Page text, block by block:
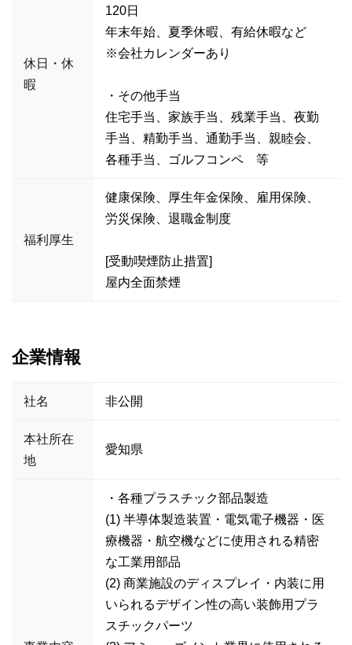
休日・休
暇
120日
年末年始、夏季休暇、有給休暇など
※会社カレンダーあり
・その他手当
住宅手当、家族手当、残業手当、夜勤
手当、精勤手当、通勤手当、親睦会、
各種手当、ゴルフコンペ 等
福利厚生
健康保険、厚生年金保険、雇用保険、
労災保険、退職金制度
[受動喫煙防止措置]
屋内全面禁煙
企業情報
社名 非公開
本社所在
地
愛知県
・各種プラスチック部品製造
(1) 半導体製造装置・電気電子機器・医
療機器・航空機などに使用される精密
な工業用部品
(2) 商業施設のディスプレイ・内装に用
いられるデザイン性の高い装飾用プラ
スチックパーツ